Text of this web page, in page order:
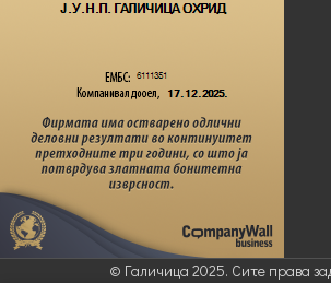
© Галичица 2025. Сите права